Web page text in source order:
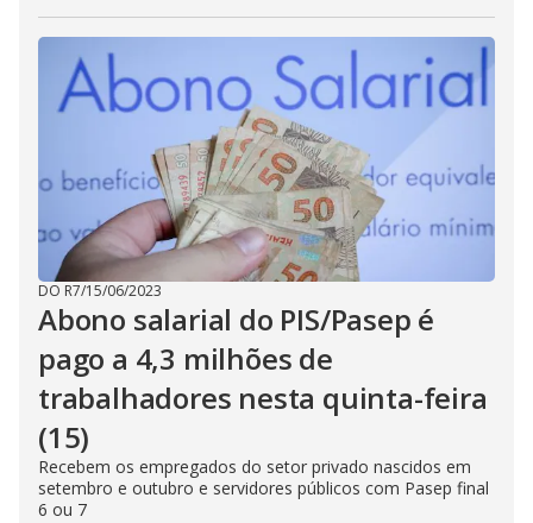
DO R7/15/06/2023
Abono salarial do PIS/Pasep é
pago a 4,3 milhões de
trabalhadores nesta quinta-feira
(15)
Recebem os empregados do setor privado nascidos em
setembro e outubro e servidores públicos com Pasep final
6 ou 7